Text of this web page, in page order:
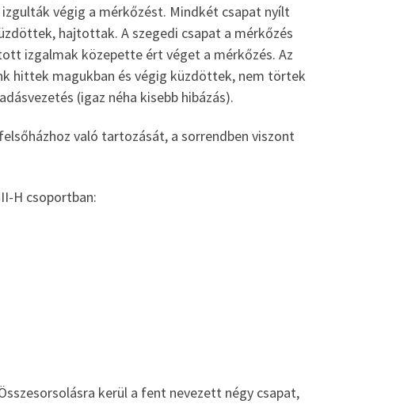
végig a mérkőzést. Mindkét csapat nyílt
hajtottak. A szegedi csapat a mérkőzés
izgalmak közepette ért véget a mérkőzés. Az
hittek magukban és végig küzdöttek, nem törtek
(igaz néha kisebb hibázás).
való tartozását, a sorrendben viszont
H csoportban:
kerül a fent nevezett négy csapat,